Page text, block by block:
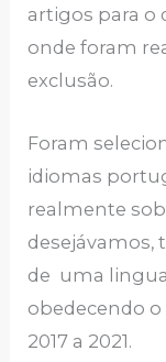
artigos para o
onde foram
exclusão.
Foram
idiomas
realmente
desejávamos,
de uma
obedecendo
2017 a 2021.